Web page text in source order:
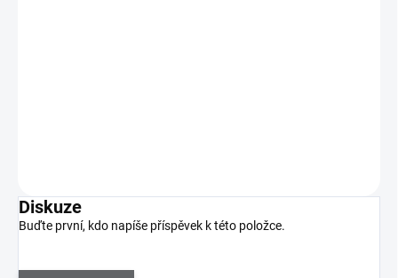
Diskuze
Buďte první, kdo napíše příspěvek k této položce.